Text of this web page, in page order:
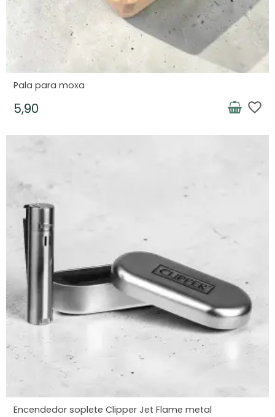
Pala para moxa
5,90 favorite_border
Encendedor soplete Clipper Jet Flame metal